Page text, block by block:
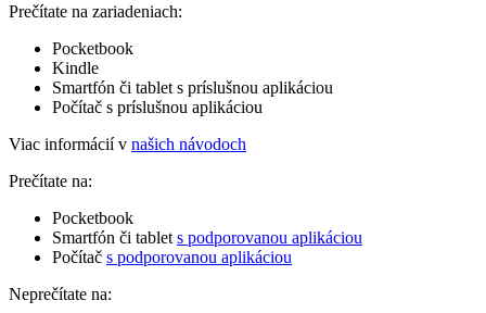
Prečítate na zariadeniach:
Pocketbook
Kindle
Smartfón či tablet s príslušnou aplikáciou
Počítač s príslušnou aplikáciou
Viac informácií v našich návodoch
Prečítate na:
Pocketbook
Smartfón či tablet s podporovanou aplikáciou
Počítač s podporovanou aplikáciou
Neprečítate na: